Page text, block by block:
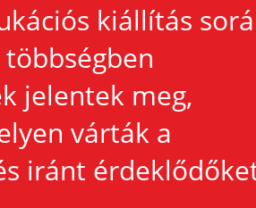
kiállítás
jelentek meg,
várták a
iránt